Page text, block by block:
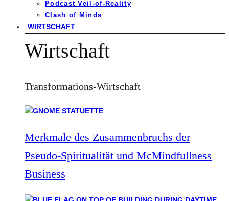
Podcast Veil-of-Reality
Clash of Minds
WIRTSCHAFT
Wirtschaft
Transformations-Wirtschaft
Merkmale des Zusammenbruchs der
Pseudo-Spiritualität und McMindfullness
Business